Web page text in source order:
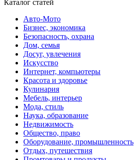
Каталог статей
Авто-Мото
Бизнес, экономика
Безопасность, охрана
Дом, семья
Досуг, увлечения
Искусство
Интернет, компьютеры
Красота и здоровье
Кулинария
Мебель, интерьер
Мода, стиль
Наука, образование
Недвижимость
Общество, право
Оборудование, промышленность
Отдых, путешествия